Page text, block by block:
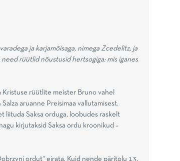
ja karjamõisaga, nimega Zcedelitz, ja
rüütlid nõustusid hertsogiga: mis iganes
Kristuse rüütlite meister Bruno vahel
aruanne Preisimaa vallutamisest.
liituda Saksa orduga, loobudes raskelt
kirjutaksid Saksa ordu kroonikud –
ordut“ eirata. Kuid nende päritolu 13.